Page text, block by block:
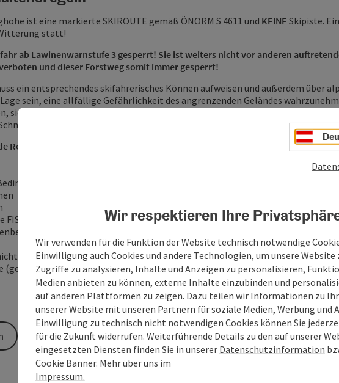
ist eine markierte SKIROUTE gemäß ÖNORM S 4611 und KEINE Skipiste.
statt!
ab Lawinenwarnstufe 3 gesperrt! Sie ist weiters nicht vor anderen
und dieser Forstweg somit immer gesperrt!
ein entsprechendes skifahrerisches Können aufweisen und außerdem über
sein, eine allfällige Gefährlichkeit des angrenzenden Geländes
sich vor der Abfahrt über allenfalls drohende Gefahren zu informieren. Es
Lawinenwarnstufe) selbst geprüft werden, ob eine
Regeln:
prüfen
Regeln
nehmen (Aufstieg, Abfahrt,
bzw. nur am Abfahrtsrand befahren
(gebührenpflichtig) verwenden
Wir respektieren Ihre
Wir verwenden für die Funktion der Website technisch notwendige
Einwilligung auch Cookies und andere Technologien, um unsere
Zugriffe zu analysieren, Inhalte und Anzeigen zu personalisieren,
Medien anbieten zu können, externe Inhalte einzubinden und
auf anderen Plattformen zu zeigen. Dazu teilen wir Informationen zu
unserer Website mit unseren Partnern für soziale Medien, Werbung und
Einwilligung zu technisch nicht notwendigen Cookies können Sie
für die Zukunft widerrufen. Weiterführende Details zu den auf unserer
eingesetzten Diensten finden Sie in unserer Datenschutzinformation
Cookie Banner. Mehr über uns im
Impressum.